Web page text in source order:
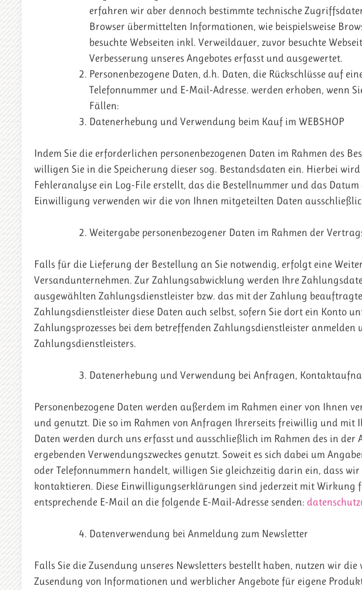
erfahren wir aber dennoch bestimmte technische
Browser übermittelten Informationen, wie beispielsweise
besuchte Webseiten inkl. Verweildauer, zuvor besuchte
Verbesserung unseres Angebotes erfasst und ausgewertet.
Personenbezogene Daten, d.h. Daten, die Rückschlüsse auf
Telefonnummer und E-Mail-Adresse. werden erhoben, wenn
Fällen:
Datenerhebung und Verwendung beim Kauf im WEBSHOP
Indem Sie die erforderlichen personenbezogenen Daten im Rahmen des
willigen Sie in die Speicherung dieser sog. Bestandsdaten ein. Hierbei
Fehleranalyse ein Log-File erstellt, das die Bestellnummer und das
Einwilligung verwenden wir die von Ihnen mitgeteilten Daten
Weitergabe personenbezogener Daten im Rahmen der
Falls für die Lieferung der Bestellung an Sie notwendig, erfolgt eine
Versandunternehmen. Zur Zahlungsabwicklung werden Ihre
ausgewählten Zahlungsdienstleister bzw. das mit der Zahlung
Zahlungsdienstleister diese Daten auch selbst, sofern Sie dort ein Konto
Zahlungsprozesses bei dem betreffenden Zahlungsdienstleister anmelden
Zahlungsdienstleisters.
Datenerhebung und Verwendung bei Anfragen,
Personenbezogene Daten werden außerdem im Rahmen einer von Ihnen
und genutzt. Die so im Rahmen von Anfragen Ihrerseits freiwillig und
Daten werden durch uns erfasst und ausschließlich im Rahmen des in
ergebenden Verwendungszweckes genutzt. Soweit es sich dabei um
oder Telefonnummern handelt, willigen Sie gleichzeitig darin ein, dass
kontaktieren. Diese Einwilligungserklärungen sind jederzeit mit Wirkung
entsprechende E-Mail an die folgende E-Mail-Adresse senden:
Datenverwendung bei Anmeldung zum Newsletter
Falls Sie die Zusendung unseres Newsletters bestellt haben, nutzen wir
Zusendung von Informationen und werblicher Angebote für eigene